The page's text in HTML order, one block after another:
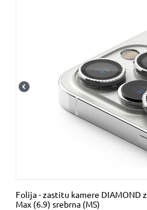
Folija - zastitu kamere DIAMOND
Max (6.9) srebrna (MS)